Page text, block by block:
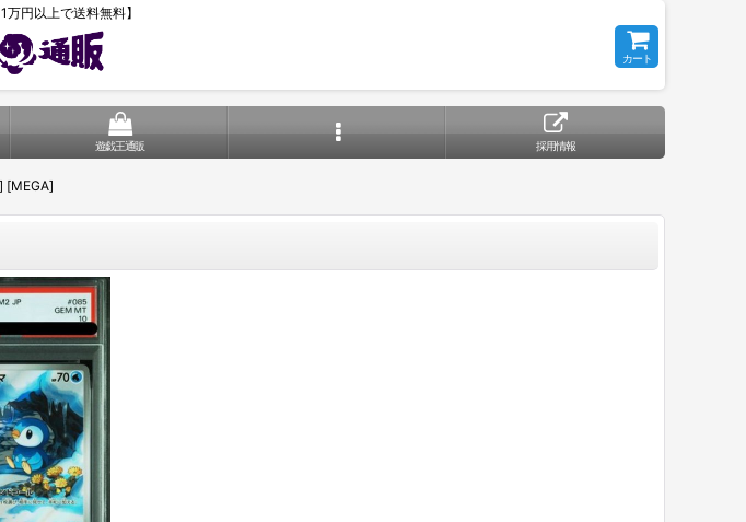
円以上で送料無料】
カート
遊戯王通販 採用情報
[MEGA]